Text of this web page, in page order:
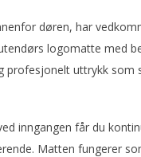
døren, har
logomatte med
profesjonelt uttrykk som
inngangen får du
Matten fungerer